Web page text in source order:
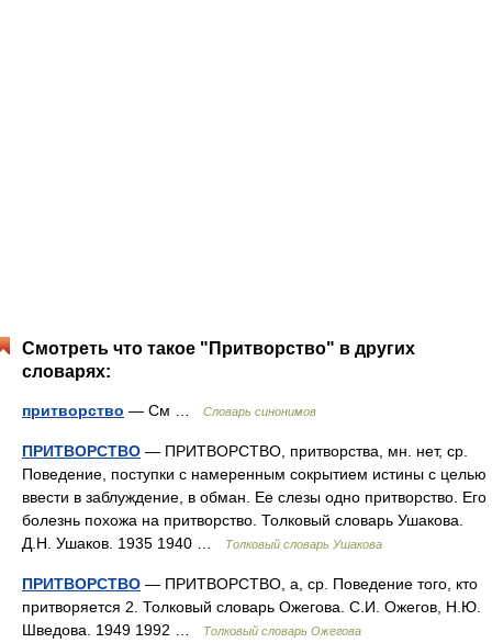
Смотреть что такое "Притворство" в других
словарях:
притворство — См … Словарь синонимов
ПРИТВОРСТВО — ПРИТВОРСТВО, притворства, мн. нет, ср.
Поведение, поступки с намеренным сокрытием истины с целью
ввести в заблуждение, в обман. Ее слезы одно притворство. Его
болезнь похожа на притворство. Толковый словарь Ушакова.
Д.Н. Ушаков. 1935 1940 …
Толковый словарь Ушакова
ПРИТВОРСТВО — ПРИТВОРСТВО, а, ср. Поведение того, кто
притворяется 2. Толковый словарь Ожегова. С.И. Ожегов, Н.Ю.
Шведова. 1949 1992 …
Толковый словарь Ожегова